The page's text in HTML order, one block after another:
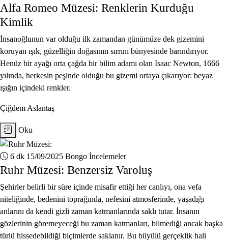
Alfa Romeo Müzesi: Renklerin Kurduğu
Kimlik
İnsanoğlunun var olduğu ilk zamandan günümüze dek gizemini
koruyan ışık, güzelliğin doğasının sırrını bünyesinde barındırıyor.
Henüz bir ayağı orta çağda bir bilim adamı olan Isaac Newton, 1666
yılında, herkesin peşinde olduğu bu gizemi ortaya çıkarıyor: beyaz
ışığın içindeki renkler.
Çiğdem Aslantaş
Oku
6 dk 15/09/2025 Bongo İncelemeler
Ruhr Müzesi: Benzersiz Varoluş
Şehirler belirli bir süre içinde misafir ettiği her canlıyı, ona vefa
niteliğinde, bedenini toprağında, nefesini atmosferinde, yaşadığı
anlarını da kendi gizli zaman katmanlarında saklı tutar. İnsanın
gözlerinin göremeyeceği bu zaman katmanları, bilmediği ancak başka
türlü hissedebildiği biçimlerde saklanır. Bu büyülü gerçeklik hali